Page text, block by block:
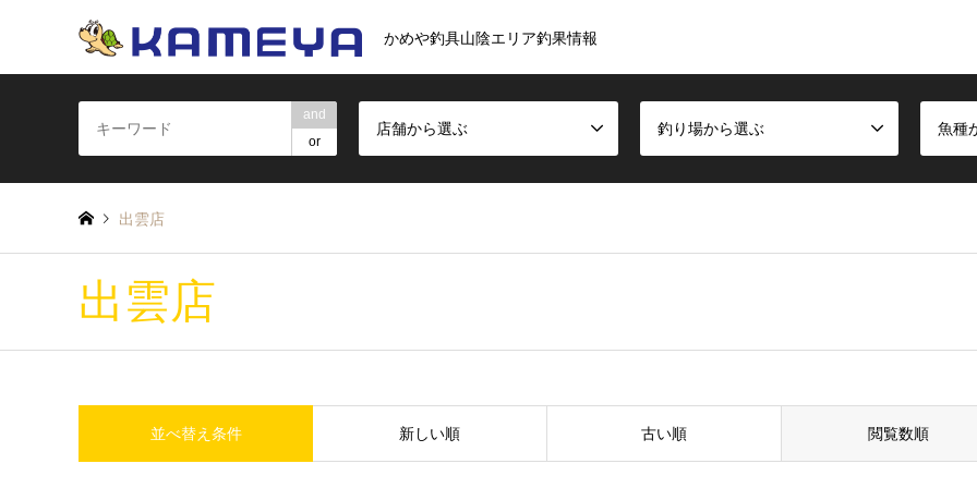
かめや釣具山陰エリア釣果情報
and
or
店舗から選ぶ 釣り場から選ぶ 魚種
出雲店
出雲店
並べ替え条件 新しい順 古い順 閲覧数順